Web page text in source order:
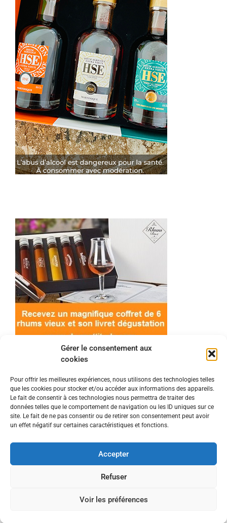
Gérer le consentement aux
cookies
Pour offrir les meilleures expériences, nous utilisons des technologies telles
que les cookies pour stocker et/ou accéder aux informations des appareils.
Le fait de consentir à ces technologies nous permettra de traiter des
données telles que le comportement de navigation ou les ID uniques sur ce
site. Le fait de ne pas consentir ou de retirer son consentement peut avoir
un effet négatif sur certaines caractéristiques et fonctions.
Accepter
Refuser
Voir les préférences
© 2022 Meilleur-rhum.net - Tous droits réservés
Mentions légales-Politique de cookies
En tant que Partenaire Amazon, je réalise un
requises.